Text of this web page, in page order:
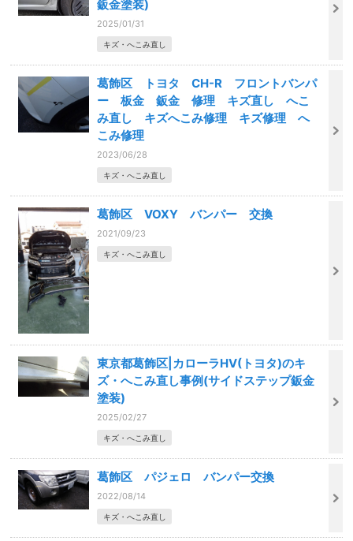
鈑金塗装)
2025/01/31
キズ・へこみ直し
葛飾区 トヨタ CH-R フロントバンパ
ー 板金 鈑金 修理 キズ直し へこ
み直し キズへこみ修理 キズ修理 へ
こみ修理
2023/06/28
キズ・へこみ直し
葛飾区 VOXY バンパー 交換
2021/09/23
キズ・へこみ直し
東京都葛飾区|カローラHV(トヨタ)のキ
ズ・へこみ直し事例(サイドステップ鈑金
塗装)
2025/02/27
キズ・へこみ直し
葛飾区 パジェロ バンパー交換
2022/08/14
キズ・へこみ直し